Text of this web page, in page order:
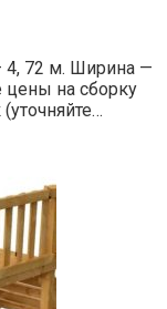
4, 72 м. Ширина —
цены на сборку